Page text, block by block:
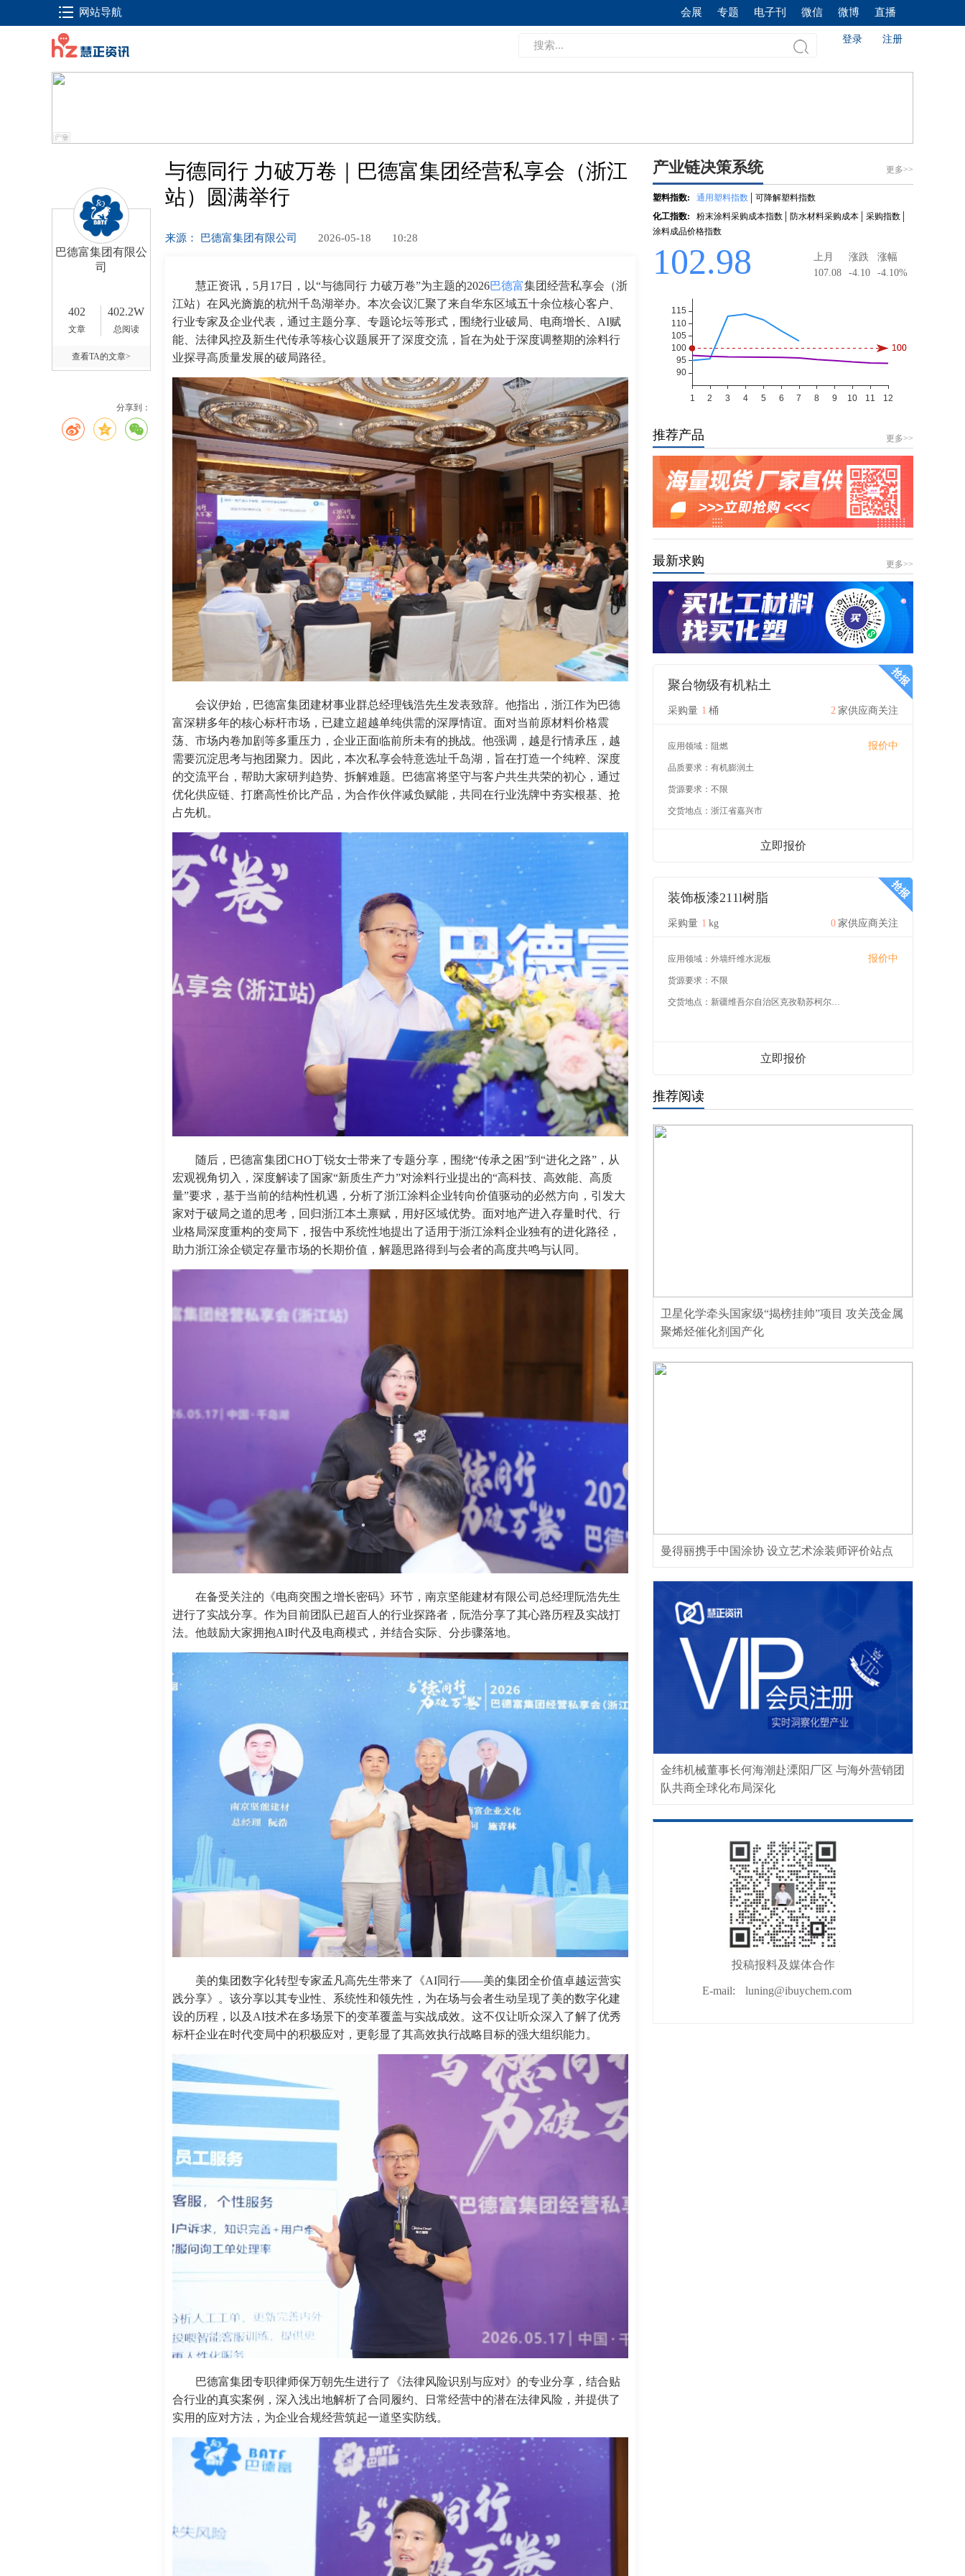
网站导航 会展 专题 电子刊 微信 微博 直播
登录 注册
巴德富集团有限公
司
402
文章
402.2W
总阅读
查看TA的文章>
分享到：
与德同行 力破万卷｜巴德富集团经营私享会（浙江
站）圆满举行
来源： 巴德富集团有限公司 2026-05-18 10:28
慧正资讯，5月17日，以“与德同行 力破万卷”为主题的2026巴德富集团经营私享会（浙
江站）在风光旖旎的杭州千岛湖举办。本次会议汇聚了来自华东区域五十余位核心客户、
行业专家及企业代表，通过主题分享、专题论坛等形式，围绕行业破局、电商增长、AI赋
能、法律风控及新生代传承等核心议题展开了深度交流，旨在为处于深度调整期的涂料行
业探寻高质量发展的破局路径。
会议伊始，巴德富集团建材事业群总经理钱浩先生发表致辞。他指出，浙江作为巴德
富深耕多年的核心标杆市场，已建立超越单纯供需的深厚情谊。面对当前原材料价格震
荡、市场内卷加剧等多重压力，企业正面临前所未有的挑战。他强调，越是行情承压，越
需要沉淀思考与抱团聚力。因此，本次私享会特意选址千岛湖，旨在打造一个纯粹、深度
的交流平台，帮助大家研判趋势、拆解难题。巴德富将坚守与客户共生共荣的初心，通过
优化供应链、打磨高性价比产品，为合作伙伴减负赋能，共同在行业洗牌中夯实根基、抢
占先机。
随后，巴德富集团CHO丁锐女士带来了专题分享，围绕“传承之困”到“进化之路”，从
宏观视角切入，深度解读了国家“新质生产力”对涂料行业提出的“高科技、高效能、高质
量”要求，基于当前的结构性机遇，分析了浙江涂料企业转向价值驱动的必然方向，引发大
家对于破局之道的思考，回归浙江本土禀赋，用好区域优势。面对地产进入存量时代、行
业格局深度重构的变局下，报告中系统性地提出了适用于浙江涂料企业独有的进化路径，
助力浙江涂企锁定存量市场的长期价值，解题思路得到与会者的高度共鸣与认同。
在备受关注的《电商突围之增长密码》环节，南京坚能建材有限公司总经理阮浩先生
进行了实战分享。作为目前团队已超百人的行业探路者，阮浩分享了其心路历程及实战打
法。他鼓励大家拥抱AI时代及电商模式，并结合实际、分步骤落地。
美的集团数字化转型专家孟凡高先生带来了《AI同行——美的集团全价值卓越运营实
践分享》。该分享以其专业性、系统性和领先性，为在场与会者生动呈现了美的数字化建
设的历程，以及AI技术在多场景下的变革覆盖与实战成效。这不仅让听众深入了解了优秀
标杆企业在时代变局中的积极应对，更彰显了其高效执行战略目标的强大组织能力。
巴德富集团专职律师保万朝先生进行了《法律风险识别与应对》的专业分享，结合贴
合行业的真实案例，深入浅出地解析了合同履约、日常经营中的潜在法律风险，并提供了
实用的应对方法，为企业合规经营筑起一道坚实防线。
推荐产品 更多>>
最新求购 更多>>
聚台物级有机粘土
采购量 1 桶 2 家供应商关注
应用领域： 阻燃 报价中
品质要求： 有机膨润土
货源要求： 不限
交货地点： 浙江省嘉兴市
立即报价
装饰板漆211l树脂
采购量 1 kg 0 家供应商关注
应用领域： 外墙纤维水泥板 报价中
货源要求： 不限
交货地点： 新疆维吾尔自治区克孜勒苏柯尔克孜自治州
立即报价
推荐阅读
卫星化学牵头国家级“揭榜挂帅”项目 攻关茂金属
聚烯烃催化剂国产化
曼得丽携手中国涂协 设立艺术涂装师评价站点
金纬机械董事长何海潮赴溧阳厂区 与海外营销团
队共商全球化布局深化
投稿报料及媒体合作
E-mail: luning@ibuychem.com